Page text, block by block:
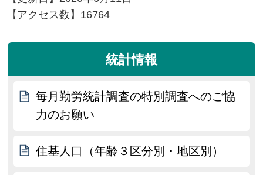
【アクセス数】 16764
統計情報
毎月勤労統計調査の特別調査へのご協
力のお願い
住基人口（年齢３区分別・地区別）